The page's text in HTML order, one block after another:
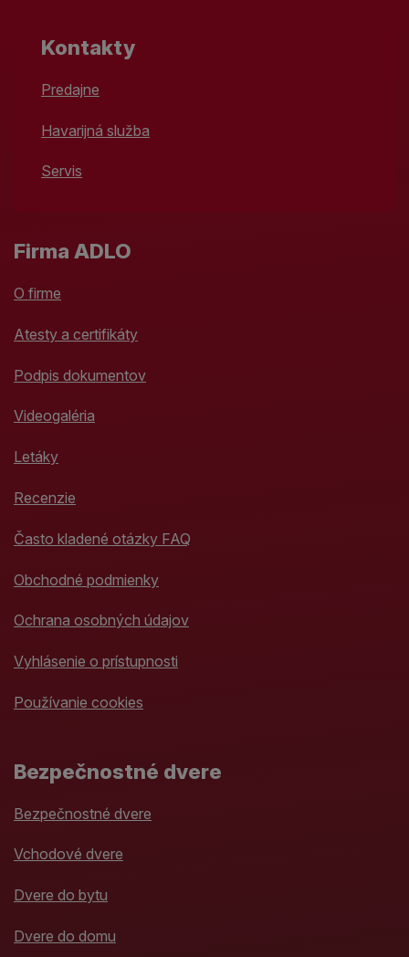
Kontakty
Predajne
Havarijná služba
Servis
Firma ADLO
O firme
Atesty a certifikáty
Podpis dokumentov
Videogaléria
Letáky
Recenzie
Často kladené otázky FAQ
Obchodné podmienky
Ochrana osobných údajov
Vyhlásenie o prístupnosti
Používanie cookies
Bezpečnostné dvere
Bezpečnostné dvere
Vchodové dvere
Dvere do bytu
Dvere do domu